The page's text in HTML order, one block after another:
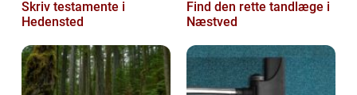
Skriv testamente i
Hedensted
Find den rette tandlæge i
Næstved